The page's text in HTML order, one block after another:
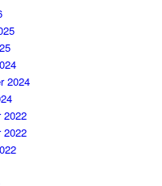
2024
2022
2022